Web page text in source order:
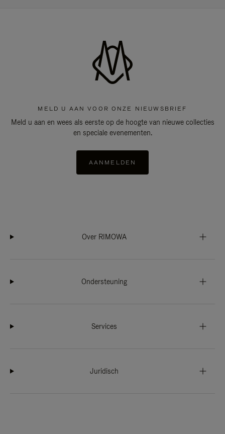
MELD U AAN VOOR ONZE NIEUWSBRIEF
Meld u aan en wees als eerste op de hoogte van nieuwe collecties
en speciale evenementen.
AANMELDEN
Over RIMOWA
Ondersteuning
Services
Juridisch